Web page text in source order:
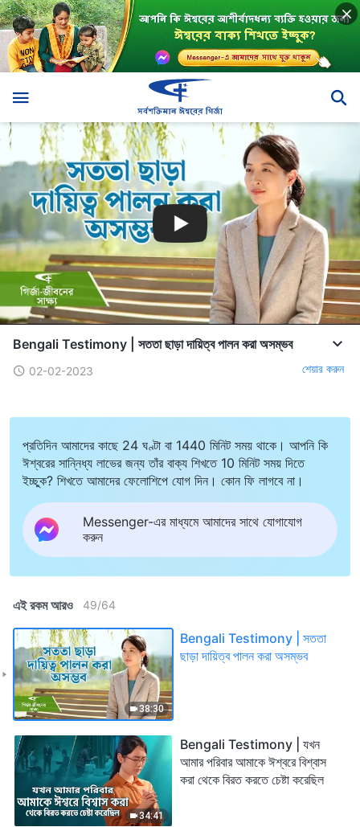
Bengali Testimony | সততা ছাড়া দায়িত্ব পালন করা অসম্ভব
02-02-2023 শেয়ার করুন
প্রতিদিন আমাদের কাছে 24 ঘণ্টা বা 1440 মিনিট সময় থাকে। আপনি কি
ঈশ্বরের সান্নিধ্য লাভের জন্য তাঁর বাক্য শিখতে 10 মিনিট সময় দিতে
ইচ্ছুক? শিখতে আমাদের ফেলোশিপে যোগ দিন। কোন ফি লাগবে না।
Messenger-এর মাধ্যমে আমাদের সাথে যোগাযোগ
করুন
এই রকম আরও 49/64
38:30
Bengali Testimony | সততা
ছাড়া দায়িত্ব পালন করা অসম্ভব
34:41
Bengali Testimony | যখন
আমার পরিবার আমাকে ঈশ্বরে বিশ্বাস
করা থেকে বিরত করতে চেষ্টা করেছিল